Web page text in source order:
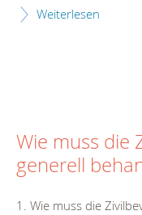
Weiterlesen
Wie muss die
generell
1. Wie muss die